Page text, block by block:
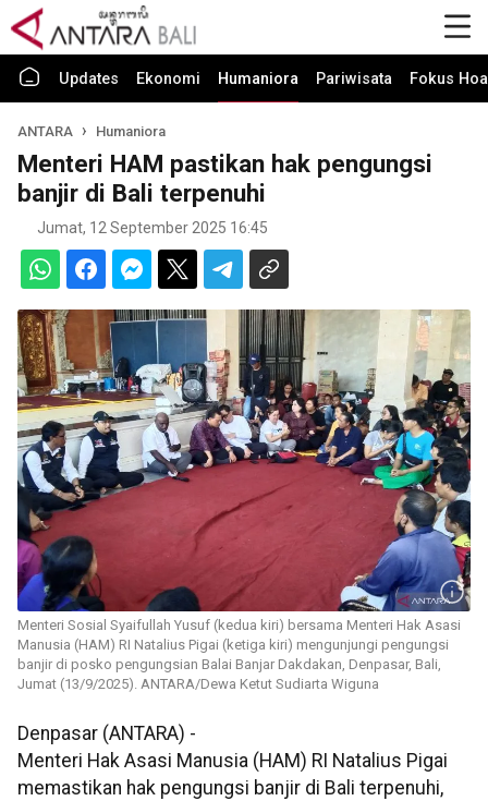
Updates Ekonomi Humaniora Pariwisata Fokus
ANTARA Humaniora
Menteri HAM pastikan hak pengungsi
banjir di Bali terpenuhi
Jumat, 12 September 2025 16:45
Menteri Sosial Syaifullah Yusuf (kedua kiri) bersama Menteri Hak Asasi
Manusia (HAM) RI Natalius Pigai (ketiga kiri) mengunjungi pengungsi
banjir di posko pengungsian Balai Banjar Dakdakan, Denpasar, Bali,
Jumat (13/9/2025). ANTARA/Dewa Ketut Sudiarta Wiguna
Denpasar (ANTARA) -
Menteri Hak Asasi Manusia (HAM) RI Natalius Pigai
memastikan hak pengungsi banjir di Bali terpenuhi,